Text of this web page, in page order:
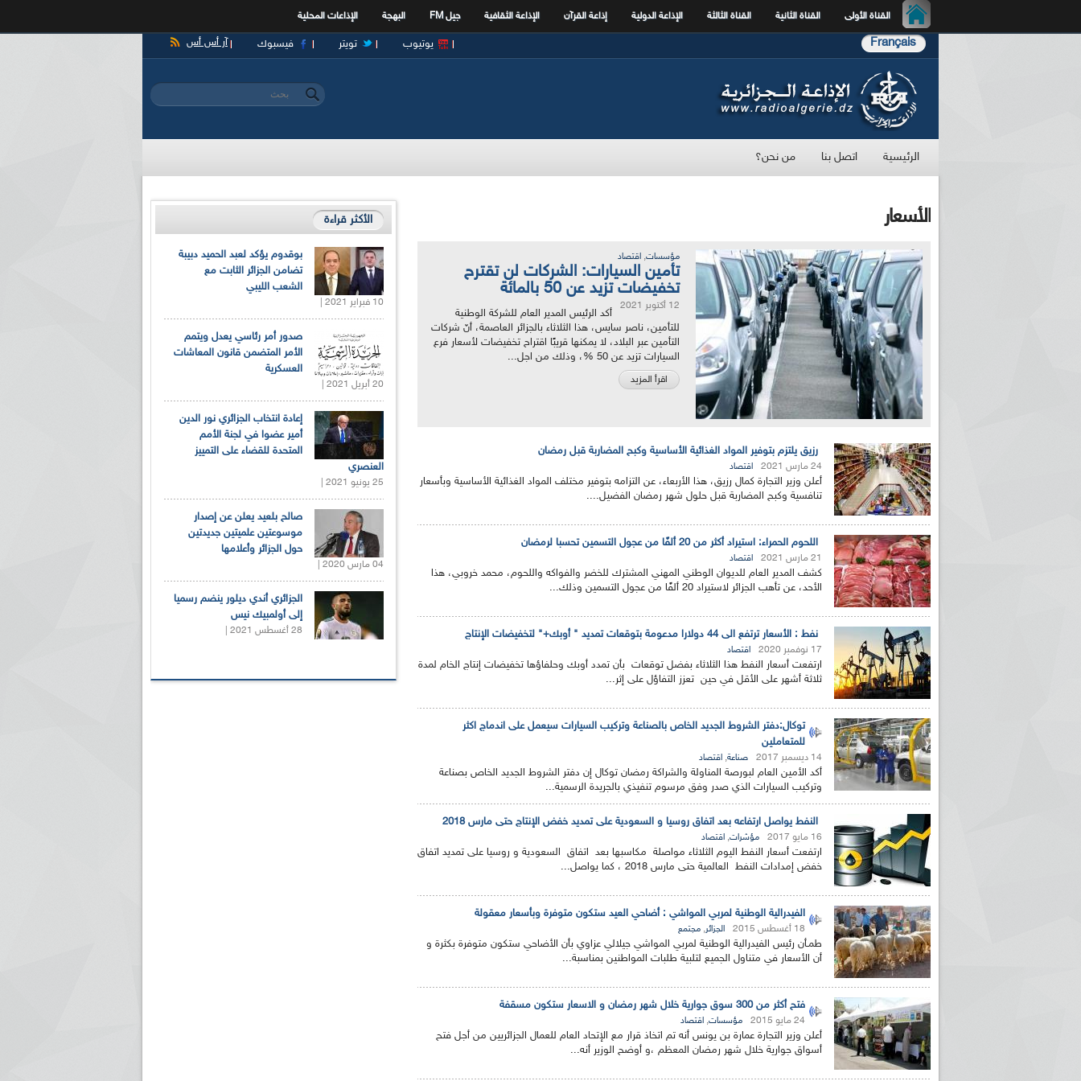
القناة الأولى القناة الثانية القناة الثالثة الإذاعة الدولية إذاعة القرآن الإذاعة الثقافية جيل FM البهجة الإذاعات المحلية
Français آر أس أس فيسبوك تويتر يوتيوب
استمارة البحث
‏بحث ‏
الرئيسية اتصل بنا من نحن؟
الأسعار
مؤسسات, اقتصاد
تأمين السيارات: الشركات لن تقترح
تخفيضات تزيد عن 50 بالمائة
12 أكتوبر 2021
أكد الرئيس المدير العام للشركة الوطنية
للتأمين، ناصر سايس، هذا الثلاثاء بالجزائر العاصمة، أنّ شركات
التأمين عبر البلاد، لا يمكنها قريبًا اقتراح تخفيضات لأسعار فرع
السيارات تزيد عن 50 %، وذلك من اجل...
اقرأ المزيد
رزيق يلتزم بتوفير المواد الغذائية الأساسية وكبح المضاربة قبل رمضان
24 مارس 2021 اقتصاد
أعلن وزير التجارة كمال رزيق، هذا الأربعاء، عن التزامه بتوفير مختلف المواد الغذائية الأساسية وبأسعار
تنافسية وكبح المضاربة قبل حلول شهر رمضان الفضيل....
اللحوم الحمراء: استيراد أكثر من 20 ألفًا من عجول التسمين تحسبا لرمضان
21 مارس 2021 اقتصاد
كشف المدير العام للديوان الوطني المهني المشترك للخضر والفواكه واللحوم، محمد خروبي، هذا
الأحد، عن تأهب الجزائر لاستيراد 20 ألفًا من عجول التسمين وذلك...
نفط : الأسعار ترتفع الى 44 دولارا مدعومة بتوقعات تمديد " أوبك+" لتخفيضات الإنتاج
17 نوفمبر 2020 اقتصاد
ارتفعت أسعار النفط هذا الثلاثاء بفضل توقعات بأن تمدد أوبك وحلفاؤها تخفيضات إنتاج الخام لمدة
ثلاثة أشهر على الأقل في حين تعزز التفاؤل على إثر...
توكال:دفتر الشروط الجديد الخاص بالصناعة وتركيب السيارات سيعمل على اندماج اكثر
للمتعاملين
14 ديسمبر 2017 صناعة, اقتصاد
أكد الأمين العام لبورصة المناولة والشراكة رمضان توكال إن دفتر الشروط الجديد الخاص بصناعة
وتركيب السيارات الذي صدر وفق مرسوم تنفيذي بالجريدة الرسمية...
النفط يواصل ارتفاعه بعد اتفاق روسيا و السعودية على تمديد خفض الإنتاج حتى مارس 2018
16 مايو 2017 مؤشرات, اقتصاد
ارتفعت أسعار النفط اليوم الثلاثاء مواصلة مكاسبها بعد اتفاق السعودية و روسيا على تمديد اتفاق
خفض إمدادات النفط العالمية حتى مارس 2018 ، كما يواصل...
الفيدرالية الوطنية لمربي المواشي : أضاحي العيد ستكون متوفرة وبأسعار معقولة
18 أغسطس 2015 الجزائر, مجتمع
طمـأن رئيس الفيدرالية الوطنية لمربي المواشي جيلالي عزاوي بأن الأضاحي ستكون متوفرة بكثرة و
أن الأسعار في متناول الجميع لتلبية طلبات المواطنين بمناسبة...
فتح أكثر من 300 سوق جوارية خلال شهر رمضان و الاسعار ستكون مسقفة
24 مايو 2015 مؤسسات, اقتصاد
أعلن وزير التجارة عمارة بن يونس أنه تم اتخاذ قرار مع الإتحاد العام للعمال الجزائريين من أجل فتح
أسواق جوارية خلال شهر رمضان المعظم ،و أوضح الوزير أنه...
الأكثر قراءة
بوقدوم يؤكد لعبد الحميد دبيبة
تضامن الجزائر الثابت مع
الشعب الليبي
10 فبراير 2021 |
صدور أمر رئاسي يعدل ويتمم
الأمر المتضمن قانون المعاشات
العسكرية
20 أبريل 2021 |
إعادة انتخاب الجزائري نور الدين
أمير عضوا في لجنة الأمم
المتحدة للقضاء على التمييز
العنصري
25 يونيو 2021 |
صالح بلعيد يعلن عن إصدار
موسوعتين علميتين جديدتين
حول الجزائر وأعلامها
04 مارس 2020 |
الجزائري أندي ديلور ينضم رسميا
إلى أولمبيك نيس
28 أغسطس 2021 |